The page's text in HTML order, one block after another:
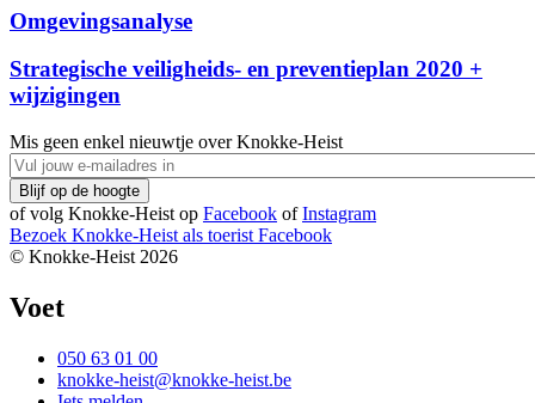
Omgevingsanalyse
Strategische veiligheids- en preventieplan 2020 +
wijzigingen
Mis geen enkel nieuwtje over Knokke-Heist
of volg Knokke-Heist op Facebook ofInstagram
Bezoek Knokke-Heist als toerist Facebook
© Knokke-Heist 2026
Voet
050 63 01 00
knokke-heist@knokke-heist.be